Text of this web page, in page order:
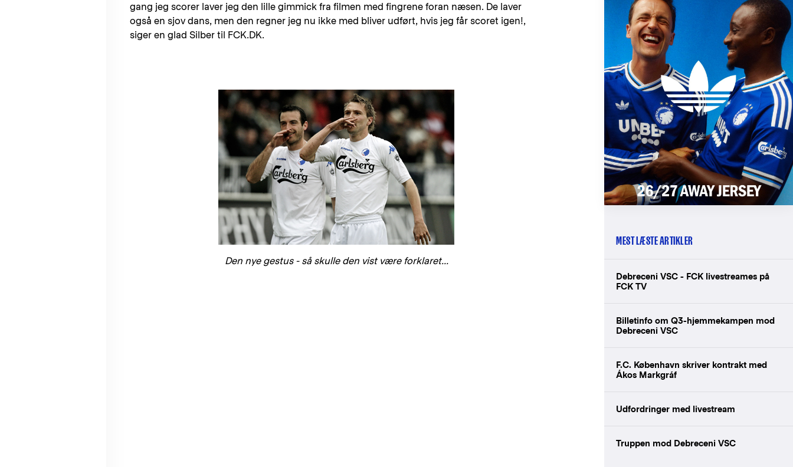
gang jeg scorer laver jeg den lille gimmick fra filmen med fingrene foran næsen. De laver
også en sjov dans, men den regner jeg nu ikke med bliver udført, hvis jeg får scoret igen!,
siger en glad Silber til FCK.DK.
Den nye gestus - så skulle den vist være forklaret...
MEST LÆSTE ARTIKLER
Debreceni VSC - FCK livestreames på
FCK TV
Billetinfo om Q3-hjemmekampen mod
Debreceni VSC
F.C. København skriver kontrakt med
Ákos Markgráf
Udfordringer med livestream
Truppen mod Debreceni VSC